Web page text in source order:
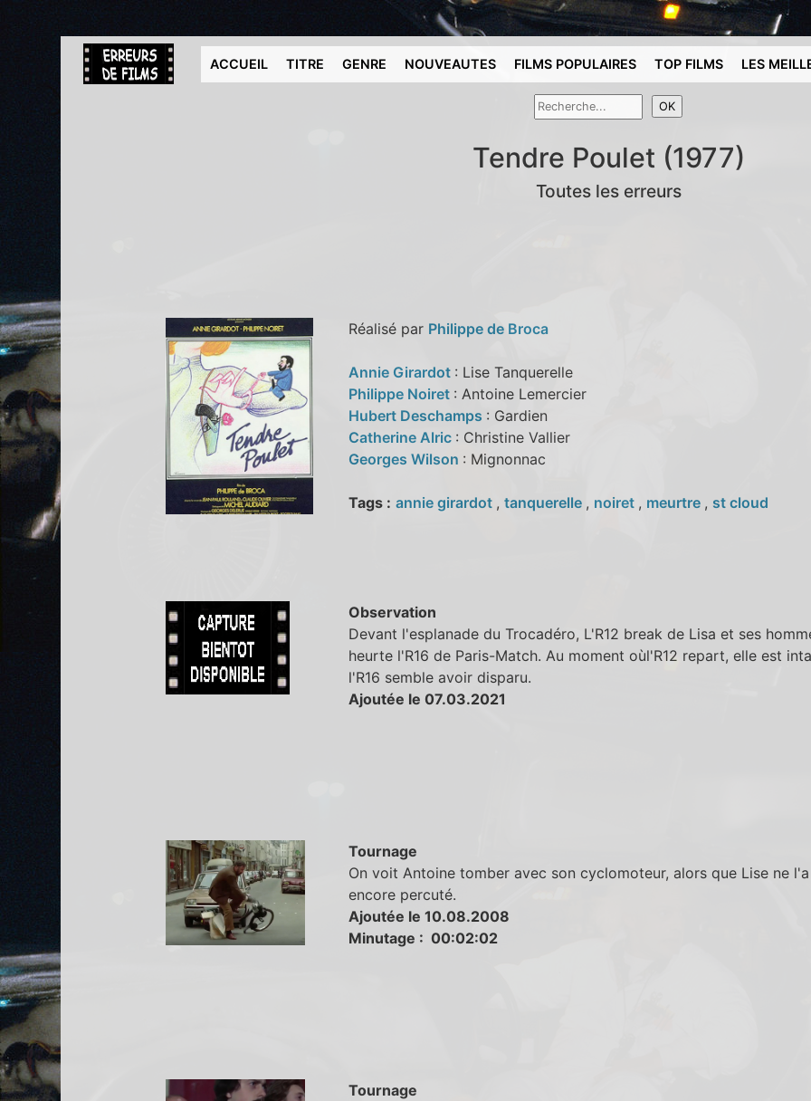
ACCUEIL TITRE GENRE NOUVEAUTES FILMS POPULAIRES TOP FILMS LES
Tendre Poulet (1977)
Toutes les erreurs
Réalisé par Philippe de Broca
Annie Girardot : Lise Tanquerelle
Philippe Noiret : Antoine Lemercier
Hubert Deschamps : Gardien
Catherine Alric : Christine Vallier
Georges Wilson : Mignonnac
Tags : annie girardot , tanquerelle , noiret , meurtre , st cloud
Observation
Devant l'esplanade du Trocadéro, L'R12 break de Lisa et ses
heurte l'R16 de Paris-Match. Au moment oùl'R12 repart, elle est
l'R16 semble avoir disparu.
Ajoutée le 07.03.2021
Tournage
On voit Antoine tomber avec son cyclomoteur, alors que Lise ne
encore percuté.
Ajoutée le 10.08.2008
Minutage : 00:02:02
Tournage